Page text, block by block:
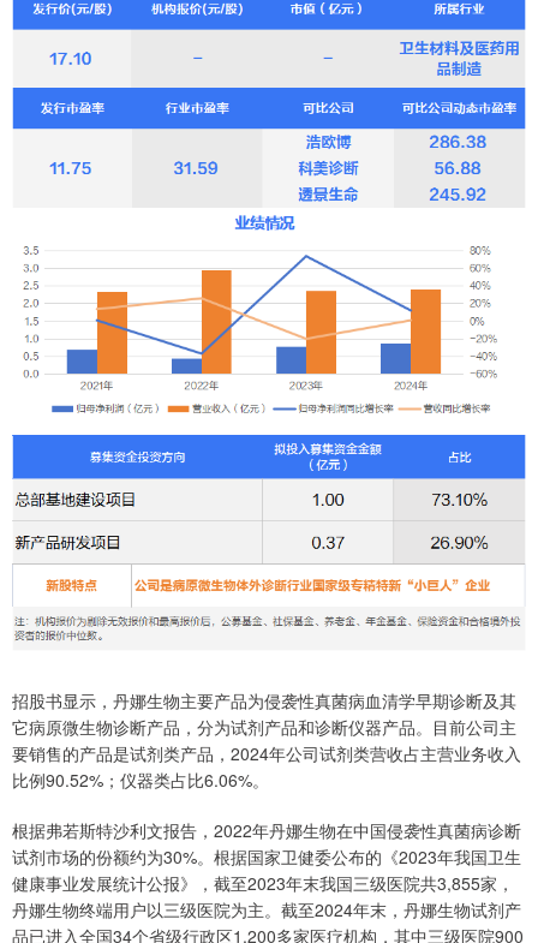
招股书显示，丹娜生物主要产品为侵袭性真菌病血清学早期诊断及其
它病原微生物诊断产品，分为试剂产品和诊断仪器产品。目前公司主
要销售的产品是试剂类产品，2024年公司试剂类营收占主营业务收入
比例90.52%；仪器类占比6.06%。
根据弗若斯特沙利文报告，2022年丹娜生物在中国侵袭性真菌病诊断
试剂市场的份额约为30%。根据国家卫健委公布的《2023年我国卫生
健康事业发展统计公报》，截至2023年末我国三级医院共3,855家，
丹娜生物终端用户以三级医院为主。截至2024年末，丹娜生物试剂产
品已进入全国34个省级行政区1,200多家医疗机构，其中三级医院900